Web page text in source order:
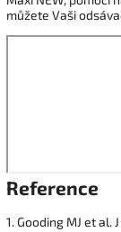
můžete Vaši
Reference
1. Gooding MJ et al.